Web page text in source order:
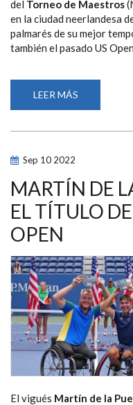
del Torneo de Maestros
en la ciudad neerlandesa
palmarés de su mejor
también el pasado US
LEER MÁS
DE
PUENTE
EL
NÚMERO
DEL
RANKING
Sep 10 2022
MARTÍN DE
EL TÍTULO
OPEN
El vigués Martín de la